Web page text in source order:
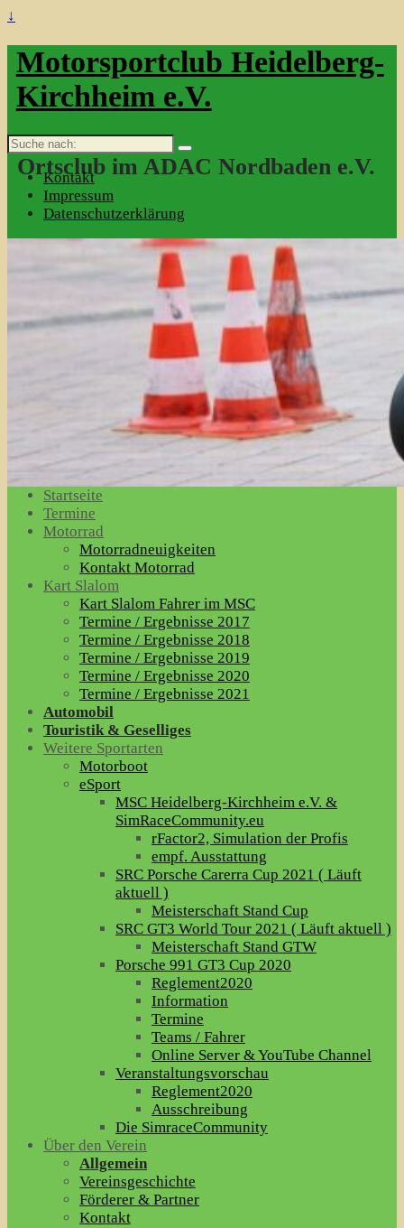
↓
Motorsportclub Heidelberg-
Kirchheim e.V.
Suche
nach:
Ortsclub im ADAC Nordbaden e.V.
Kontakt
Impressum
Datenschutzerklärung
Startseite
Termine
Motorrad
Motorradneuigkeiten
Kontakt Motorrad
Kart Slalom
Kart Slalom Fahrer im MSC
Termine / Ergebnisse 2017
Termine / Ergebnisse 2018
Termine / Ergebnisse 2019
Termine / Ergebnisse 2020
Termine / Ergebnisse 2021
Automobil
Touristik & Geselliges
Weitere Sportarten
Motorboot
eSport
MSC Heidelberg-Kirchheim e.V. &
SimRaceCommunity.eu
rFactor2, Simulation der Profis
empf. Ausstattung
SRC Porsche Carerra Cup 2021 ( Läuft
aktuell )
Meisterschaft Stand Cup
SRC GT3 World Tour 2021 ( Läuft aktuell )
Meisterschaft Stand GTW
Porsche 991 GT3 Cup 2020
Reglement2020
Information
Termine
Teams / Fahrer
Online Server & YouTube Channel
Veranstaltungsvorschau
Reglement2020
Ausschreibung
Die SimraceCommunity
Über den Verein
Allgemein
Vereinsgeschichte
Förderer & Partner
Kontakt